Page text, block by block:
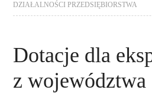
DZIAŁALNOŚCI PRZEDSIĘBIORSTWA
Dotacje dla
z województwa